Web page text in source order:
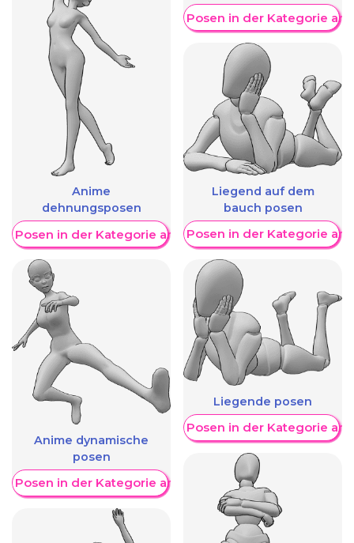
Anime
dehnungsposen
Posen in der Kategorie anzeigen
Anime dynamische
posen
Posen in der Kategorie anzeigen
Weitere Posen in der Kategorie
Liegend auf dem
bauch posen
Weitere Posen in der Kategorie
Liegende posen
Weitere Posen in der Kategorie